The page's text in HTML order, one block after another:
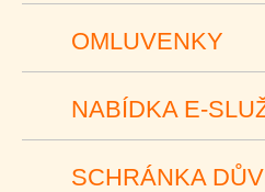
OMLUVENKY
NABÍDKA E-
SCHRÁNKA